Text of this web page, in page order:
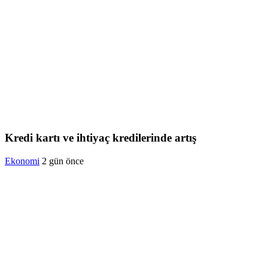
Kredi kartı ve ihtiyaç kredilerinde artış
Ekonomi 2 gün önce